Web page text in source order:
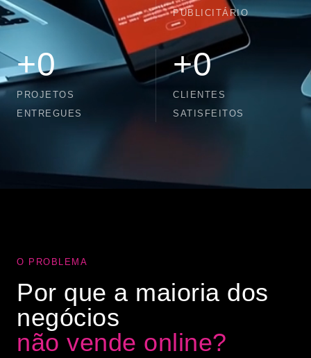
PUBLICITÁRIO
+0
PROJETOS
ENTREGUES
+0
CLIENTES
SATISFEITOS
O PROBLEMA
Por que a maioria dos
negócios
não vende online?